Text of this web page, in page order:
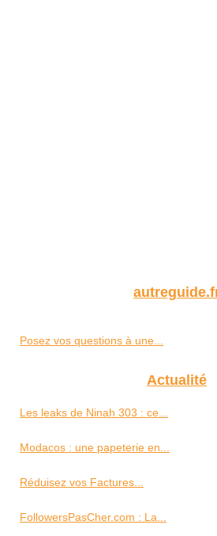
Posez vos questions à une...
Actualité
Les leaks de Ninah 303 : ce...
Modacos : une papeterie en...
Réduisez vos Factures...
FollowersPasCher.com : La...